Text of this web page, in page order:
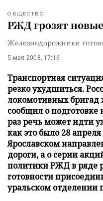
ОБЩЕСТВО
РЖД грозят
Железнодорожники
5 мая 2008, 17:16
Транспортная
резко ухудшиться.
локомотивных
сообщил о подготовке
раз речь может идти
как это было 28
Ярославском
дороги, а о серии
политики РЖД в ряде
готовности
уральском отделении